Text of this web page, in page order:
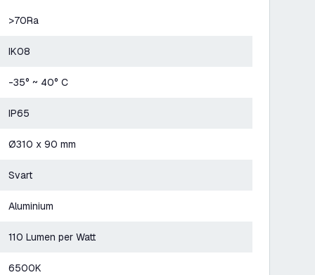
>70Ra
IK08
-35° ~ 40° C
IP65
Ø310 x 90 mm
Svart
Aluminium
110 Lumen per Watt
6500K